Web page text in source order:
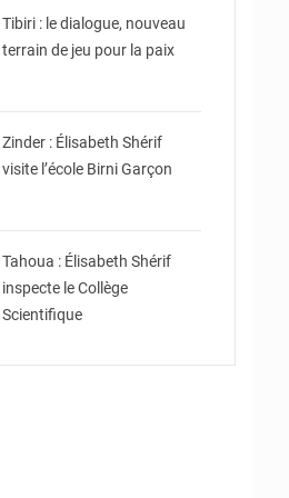
Tibiri : le dialogue, nouveau
terrain de jeu pour la paix
Zinder : Élisabeth Shérif
visite l’école Birni Garçon
Tahoua : Élisabeth Shérif
inspecte le Collège
Scientifique